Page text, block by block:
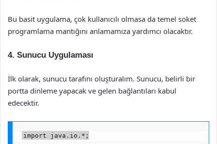
Bu basit uygulama, çok kullanıcılı olmasa da temel soket
programlama mantığını anlamamıza yardımcı olacaktır.
4. Sunucu Uygulaması
İlk olarak, sunucu tarafını oluşturalım. Sunucu, belirli bir
portta dinleme yapacak ve gelen bağlantıları kabul
edecektir.
import java.io.*;